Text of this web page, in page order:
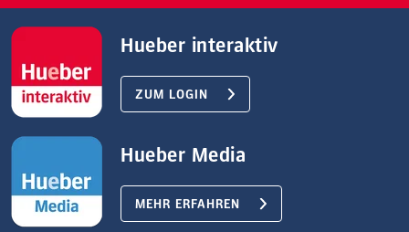
Hueber interaktiv
ZUM LOGIN
Hueber Media
MEHR ERFAHREN